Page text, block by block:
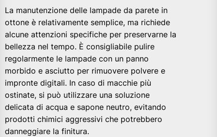
La manutenzione delle lampade da parete in
ottone è relativamente semplice, ma richiede
alcune attenzioni specifiche per preservarne la
bellezza nel tempo. È consigliabile pulire
regolarmente le lampade con un panno
morbido e asciutto per rimuovere polvere e
impronte digitali. In caso di macchie più
ostinate, si può utilizzare una soluzione
delicata di acqua e sapone neutro, evitando
prodotti chimici aggressivi che potrebbero
danneggiare la finitura.